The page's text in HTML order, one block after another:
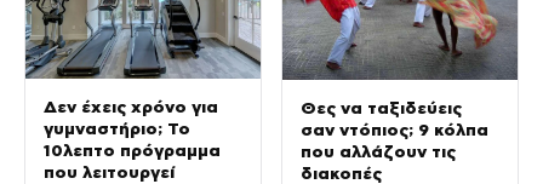
Δεν έχεις χρόνο για
γυμναστήριο; Το
10λεπτο πρόγραμμα
που λειτουργεί
Θες να ταξιδεύεις
σαν ντόπιος; 9 κόλπα
που αλλάζουν τις
διακοπές